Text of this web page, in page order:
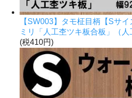
【SW003】タモ柾目柄【Sサ
ミリ「人工杢ツキ板合板」（人
(税410円)